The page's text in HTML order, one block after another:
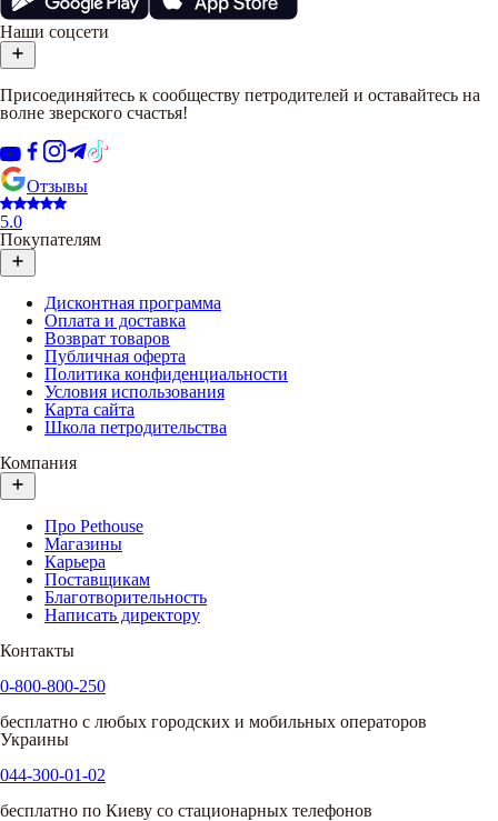
Наши соцсети
Присоединяйтесь к сообществу петродителей и оставайтесь на
волне зверского счастья!
Отзывы
5.0
Покупателям
Дисконтная программа
Оплата и доставка
Возврат товаров
Публичная оферта
Политика конфиденциальности
Условия использования
Карта сайта
Школа петродительства
Компания
Про Pethouse
Магазины
Карьера
Поставщикам
Благотворительность
Написать директору
Контакты
0-800-800-250
бесплатно с любых городских и мобильных операторов
Украины
044-300-01-02
бесплатно по Киеву со стационарных телефонов